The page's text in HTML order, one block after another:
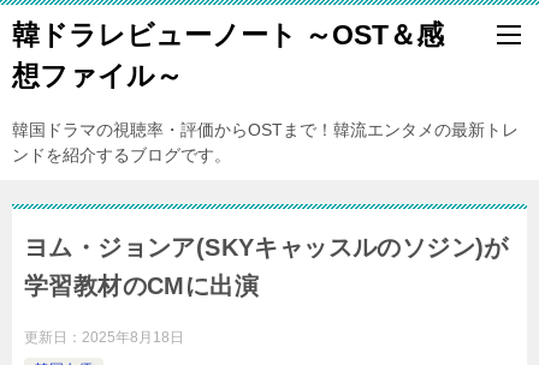
韓ドラレビューノート ～OST＆感
想ファイル～
韓国ドラマの視聴率・評価からOSTまで！韓流エンタメの最新トレ
ンドを紹介するブログです。
ヨム・ジョンア(SKYキャッスルのソジン)が
学習教材のCMに出演
更新日： 2025年8月18日